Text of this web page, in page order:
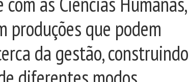
produções que podem
da gestão, construindo